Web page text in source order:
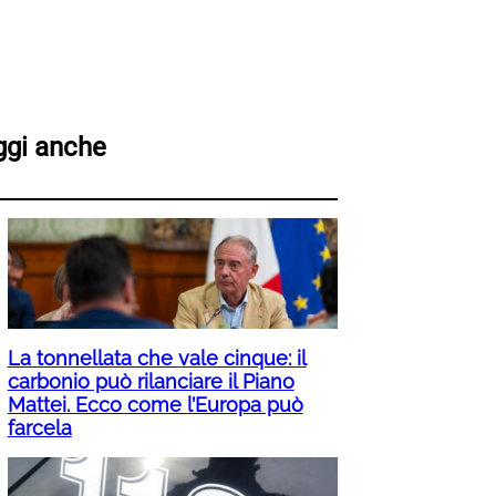
anche
La tonnellata che vale cinque: il
carbonio può rilanciare il Piano
Mattei. Ecco come l’Europa può
farcela